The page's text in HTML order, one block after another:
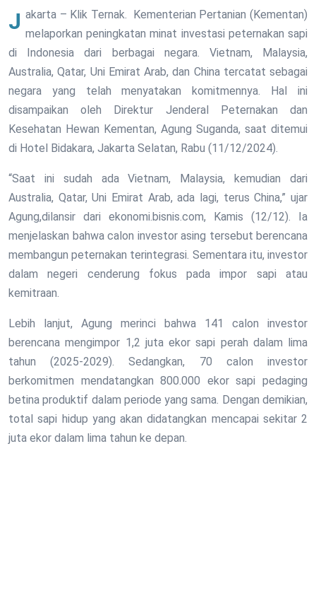
Jakarta – Klik Ternak. Kementerian Pertanian (Kementan) melaporkan peningkatan minat investasi peternakan sapi
di Indonesia dari berbagai negara. Vietnam, Malaysia,
Australia, Qatar, Uni Emirat Arab, dan China tercatat sebagai
negara yang telah menyatakan komitmennya. Hal ini
disampaikan oleh Direktur Jenderal Peternakan dan
Kesehatan Hewan Kementan, Agung Suganda, saat ditemui
di Hotel Bidakara, Jakarta Selatan, Rabu (11/12/2024).
“Saat ini sudah ada Vietnam, Malaysia, kemudian dari
Australia, Qatar, Uni Emirat Arab, ada lagi, terus China,” ujar
Agung,dilansir dari ekonomi.bisnis.com, Kamis (12/12). Ia
menjelaskan bahwa calon investor asing tersebut berencana
membangun peternakan terintegrasi. Sementara itu, investor
dalam negeri cenderung fokus pada impor sapi atau
kemitraan.
Lebih lanjut, Agung merinci bahwa 141 calon investor
berencana mengimpor 1,2 juta ekor sapi perah dalam lima
tahun (2025-2029). Sedangkan, 70 calon investor
berkomitmen mendatangkan 800.000 ekor sapi pedaging
betina produktif dalam periode yang sama. Dengan demikian,
total sapi hidup yang akan didatangkan mencapai sekitar 2
juta ekor dalam lima tahun ke depan.